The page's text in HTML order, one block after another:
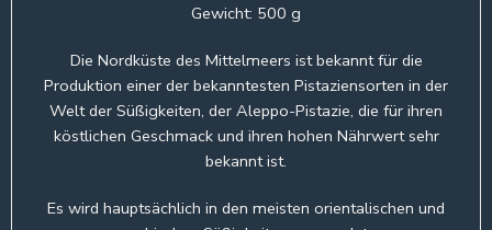
Gewicht: 500 g
Die Nordküste des Mittelmeers ist bekannt für die
Produktion einer der bekanntesten Pistaziensorten in der
Welt der Süßigkeiten, der Aleppo-Pistazie, die für ihren
köstlichen Geschmack und ihren hohen Nährwert sehr
bekannt ist.
Es wird hauptsächlich in den meisten orientalischen und